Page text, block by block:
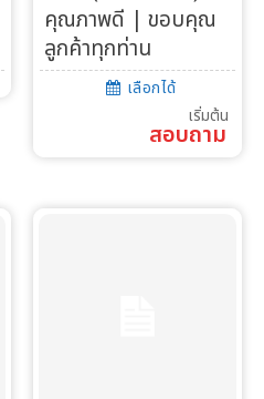
คุณภาพดี | ขอบคุณ
ลูกค้าทุกท่าน
เลือกได้
เริ่มต้น
สอบถาม